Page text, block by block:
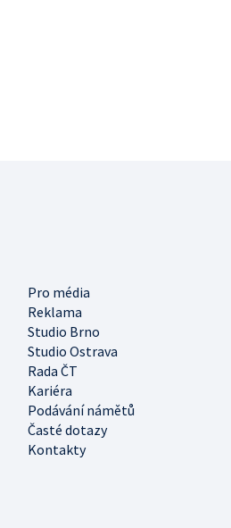
Pro média
Reklama
Studio Brno
Studio Ostrava
Rada ČT
Kariéra
Podávání námětů
Časté dotazy
Kontakty